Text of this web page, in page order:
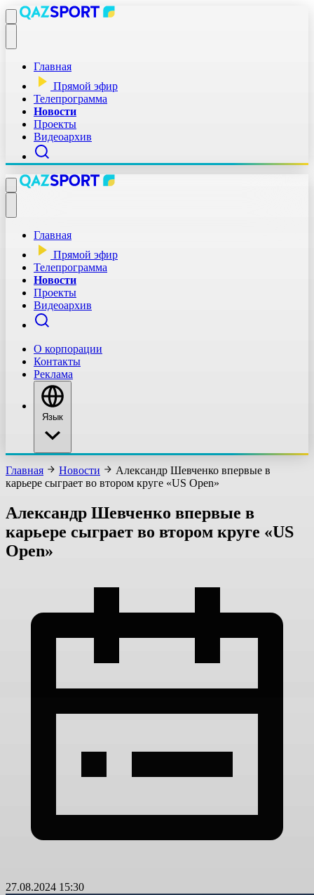
Главная
Прямой эфир
Телепрограмма
Новости
Проекты
Видеоархив
Главная
Прямой эфир
Телепрограмма
Новости
Проекты
Видеоархив
О корпорации
Контакты
Реклама
Язык
Главная Новости
Александр Шевченко впервые в
карьере сыграет во втором круге «US Open»
Александр Шевченко впервые в
карьере сыграет во втором круге «US
Open»
27.08.2024 15:30